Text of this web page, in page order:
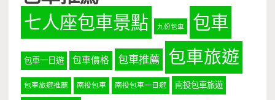
七人座包車景點 九份包車 包車
包車一日遊 包車價格 包車推薦 包車旅遊
包車旅遊推薦 南投包車 南投包車一日遊 南投包車旅遊